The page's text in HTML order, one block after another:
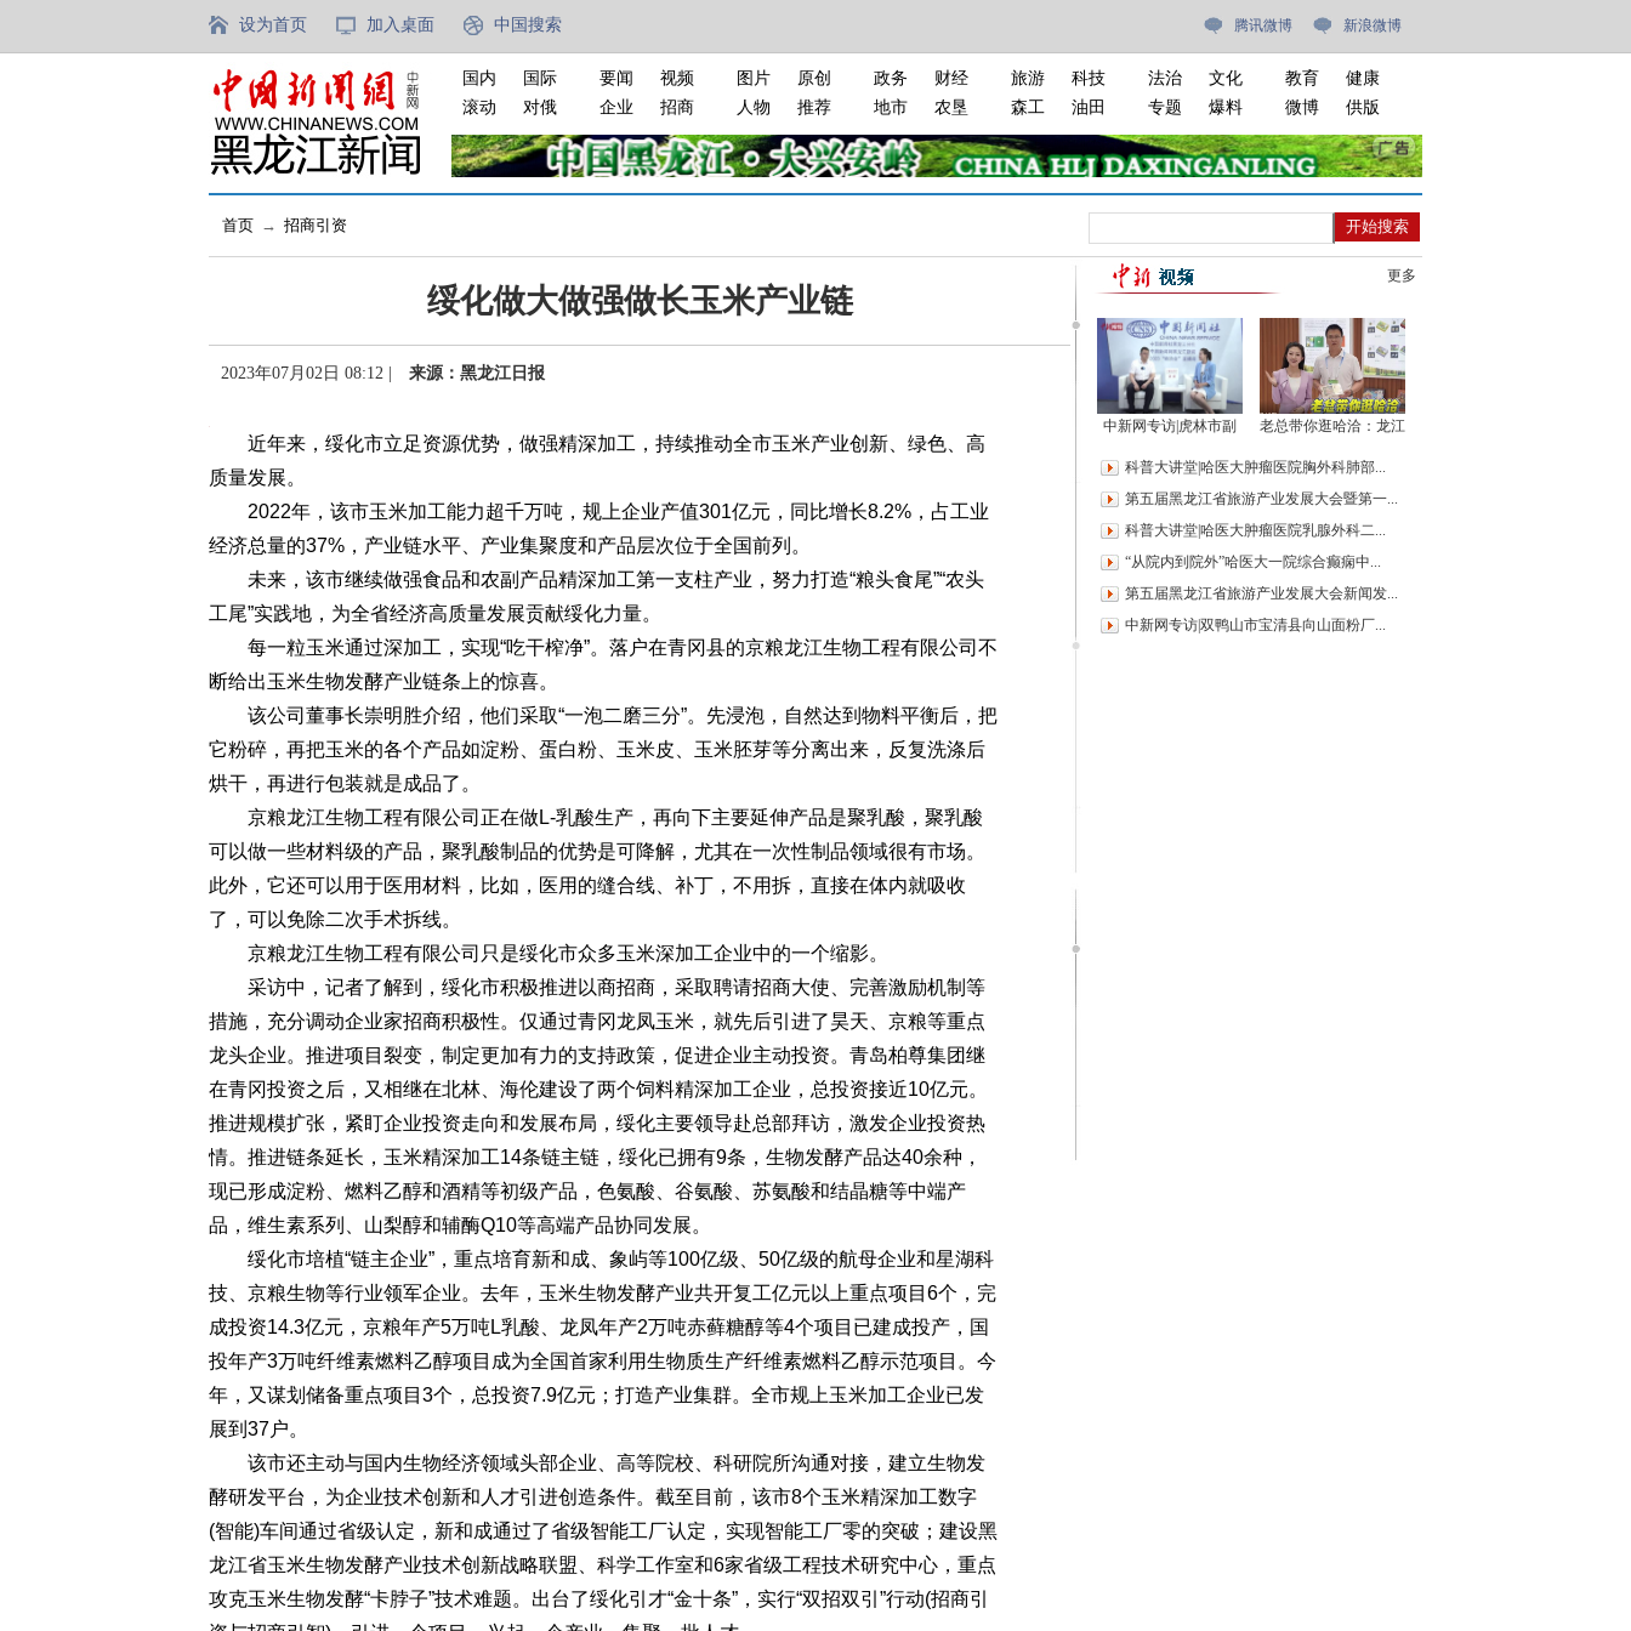
设为首页 加入桌面 中国搜索 腾讯微博 新浪微博
国内
国际
滚动
对俄
要闻
视频
企业
招商
图片
原创
人物
推荐
政务
财经
地市
农垦
旅游
科技
森工
油田
法治
文化
专题
爆料
教育
健康
微博
供版
首页 → 招商引资
绥化做大做强做长玉米产业链
2023年07月02日 08:12 | 来源：黑龙江日报
近年来，绥化市立足资源优势，做强精深加工，持续推动全市玉米产业创新、绿色、高
质量发展。
2022年，该市玉米加工能力超千万吨，规上企业产值301亿元，同比增长8.2%，占工业
经济总量的37%，产业链水平、产业集聚度和产品层次位于全国前列。
未来，该市继续做强食品和农副产品精深加工第一支柱产业，努力打造“粮头食尾”“农头
工尾”实践地，为全省经济高质量发展贡献绥化力量。
每一粒玉米通过深加工，实现“吃干榨净”。落户在青冈县的京粮龙江生物工程有限公司不
断给出玉米生物发酵产业链条上的惊喜。
该公司董事长崇明胜介绍，他们采取“一泡二磨三分”。先浸泡，自然达到物料平衡后，把
它粉碎，再把玉米的各个产品如淀粉、蛋白粉、玉米皮、玉米胚芽等分离出来，反复洗涤后
烘干，再进行包装就是成品了。
京粮龙江生物工程有限公司正在做L-乳酸生产，再向下主要延伸产品是聚乳酸，聚乳酸
可以做一些材料级的产品，聚乳酸制品的优势是可降解，尤其在一次性制品领域很有市场。
此外，它还可以用于医用材料，比如，医用的缝合线、补丁，不用拆，直接在体内就吸收
了，可以免除二次手术拆线。
京粮龙江生物工程有限公司只是绥化市众多玉米深加工企业中的一个缩影。
采访中，记者了解到，绥化市积极推进以商招商，采取聘请招商大使、完善激励机制等
措施，充分调动企业家招商积极性。仅通过青冈龙凤玉米，就先后引进了昊天、京粮等重点
龙头企业。推进项目裂变，制定更加有力的支持政策，促进企业主动投资。青岛柏尊集团继
在青冈投资之后，又相继在北林、海伦建设了两个饲料精深加工企业，总投资接近10亿元。
推进规模扩张，紧盯企业投资走向和发展布局，绥化主要领导赴总部拜访，激发企业投资热
情。推进链条延长，玉米精深加工14条链主链，绥化已拥有9条，生物发酵产品达40余种，
现已形成淀粉、燃料乙醇和酒精等初级产品，色氨酸、谷氨酸、苏氨酸和结晶糖等中端产
品，维生素系列、山梨醇和辅酶Q10等高端产品协同发展。
绥化市培植“链主企业”，重点培育新和成、象屿等100亿级、50亿级的航母企业和星湖科
技、京粮生物等行业领军企业。去年，玉米生物发酵产业共开复工亿元以上重点项目6个，完
成投资14.3亿元，京粮年产5万吨L乳酸、龙凤年产2万吨赤藓糖醇等4个项目已建成投产，国
投年产3万吨纤维素燃料乙醇项目成为全国首家利用生物质生产纤维素燃料乙醇示范项目。今
年，又谋划储备重点项目3个，总投资7.9亿元；打造产业集群。全市规上玉米加工企业已发
展到37户。
该市还主动与国内生物经济领域头部企业、高等院校、科研院所沟通对接，建立生物发
酵研发平台，为企业技术创新和人才引进创造条件。截至目前，该市8个玉米精深加工数字
(智能)车间通过省级认定，新和成通过了省级智能工厂认定，实现智能工厂零的突破；建设黑
龙江省玉米生物发酵产业技术创新战略联盟、科学工作室和6家省级工程技术研究中心，重点
攻克玉米生物发酵“卡脖子”技术难题。出台了绥化引才“金十条”，实行“双招双引”行动(招商引
更多
中新网专访|虎林市副
产业 叫响“魅力新虎
林”名片
老总带你逛哈洽：龙江
向“大食代”
科普大讲堂|哈医大肿瘤医院胸外科肺部...
第五届黑龙江省旅游产业发展大会暨第一...
科普大讲堂|哈医大肿瘤医院乳腺外科二...
“从院内到院外”哈医大一院综合癫痫中...
第五届黑龙江省旅游产业发展大会新闻发...
中新网专访|双鸭山市宝清县向山面粉厂...